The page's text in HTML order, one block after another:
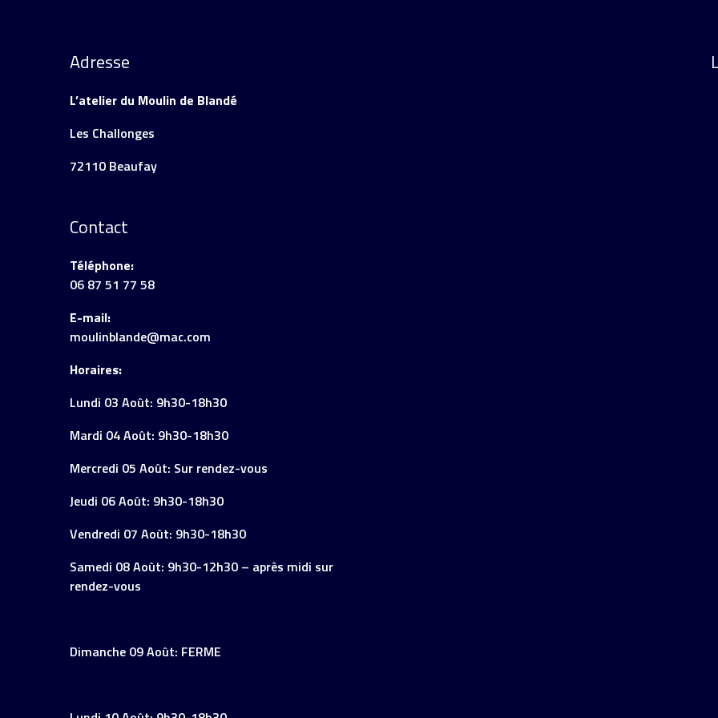
Adresse
L’atelier du Moulin de Blandé
Les Challonges
72110 Beaufay
Contact
Téléphone:
06 87 51 77 58
E-mail:
moulinblande@mac.com
Horaires:
Lundi 03 Août: 9h30-18h30
Mardi 04 Août: 9h30-18h30
Mercredi 05 Août: Sur rendez-vous
Jeudi 06 Août: 9h30-18h30
Vendredi 07 Août: 9h30-18h30
Samedi 08 Août: 9h30-12h30 – après midi sur
rendez-vous
Dimanche 09 Août: FERME